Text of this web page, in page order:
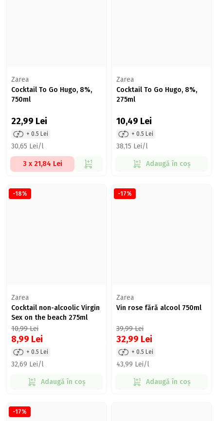
Zarea
Cocktail To Go Hugo, 8%,
750ml
22,99 Lei
+ 0.5 Lei
30,65 Lei/l
3 x 21,84 Lei
Zarea
Cocktail To Go Hugo, 8%,
275ml
10,49 Lei
+ 0.5 Lei
38,15 Lei/l
Adaugă în coș
-18%
Zarea
Cocktail non-alcoolic Virgin
Sex on the beach 275ml
10,99Lei
8,99 Lei
+ 0.5 Lei
32,69 Lei/l
Adaugă în coș
-17%
Zarea
Vin rose fără alcool 750ml
39,99Lei
32,99 Lei
+ 0.5 Lei
43,99 Lei/l
Adaugă în coș
-17%